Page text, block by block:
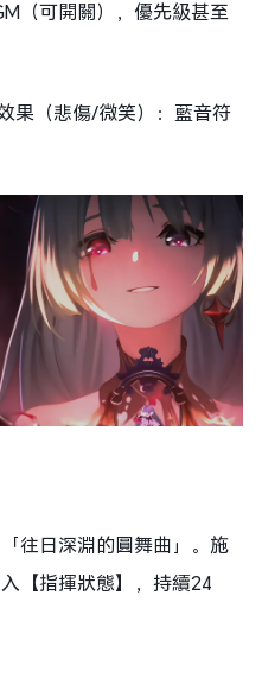
（可開關），優先級甚至
果（悲傷/微笑）：藍音符
往日深淵的圓舞曲」。施
【指揮狀態】，持續24